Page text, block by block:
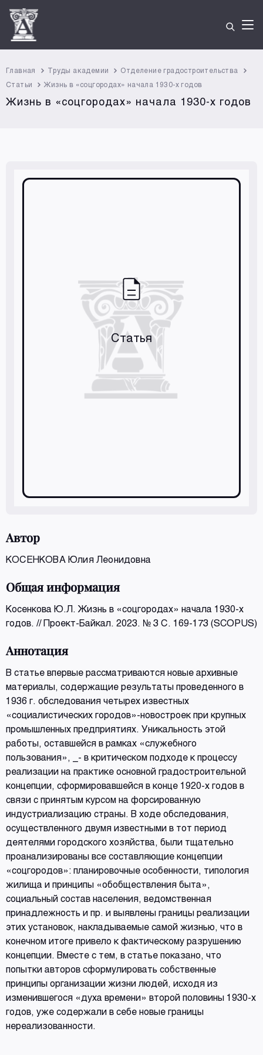
Главная Труды академии
Отделение градостроительства
Статьи
Жизнь в «соцгородах» начала 1930-х годов
Жизнь в «соцгородах» начала 1930-х годов
Статья
Автор
КОСЕНКОВА Юлия Леонидовна
Общая информация
Косенкова Ю.Л. Жизнь в «соцгородах» начала 1930-х
годов. // Проект-Байкал. 2023. № 3 С. 169-173 (SCOPUS)
Аннотация
В статье впервые рассматриваются новые архивные
материалы, содержащие результаты проведенного в
1936 г. обследования четырех известных
«социалистических городов»-новостроек при крупных
промышленных предприятиях. Уникальность этой
работы, оставшейся в рамках «служебного
пользования», _- в критическом подходе к процессу
реализации на практике основной градостроительной
концепции, сформировавшейся в конце 1920-х годов в
связи с принятым курсом на форсированную
индустриализацию страны. В ходе обследования,
осуществленного двумя известными в тот период
деятелями городского хозяйства, были тщательно
проанализированы все составляющие концепции
«соцгородов»: планировочные особенности, типология
жилища и принципы «обобществления быта»,
социальный состав населения, ведомственная
принадлежность и пр. и выявлены границы реализации
этих установок, накладываемые самой жизнью, что в
конечном итоге привело к фактическому разрушению
концепции. Вместе с тем, в статье показано, что
попытки авторов сформулировать собственные
принципы организации жизни людей, исходя из
изменившегося «духа времени» второй половины 1930-х
годов, уже содержали в себе новые границы
нереализованности.